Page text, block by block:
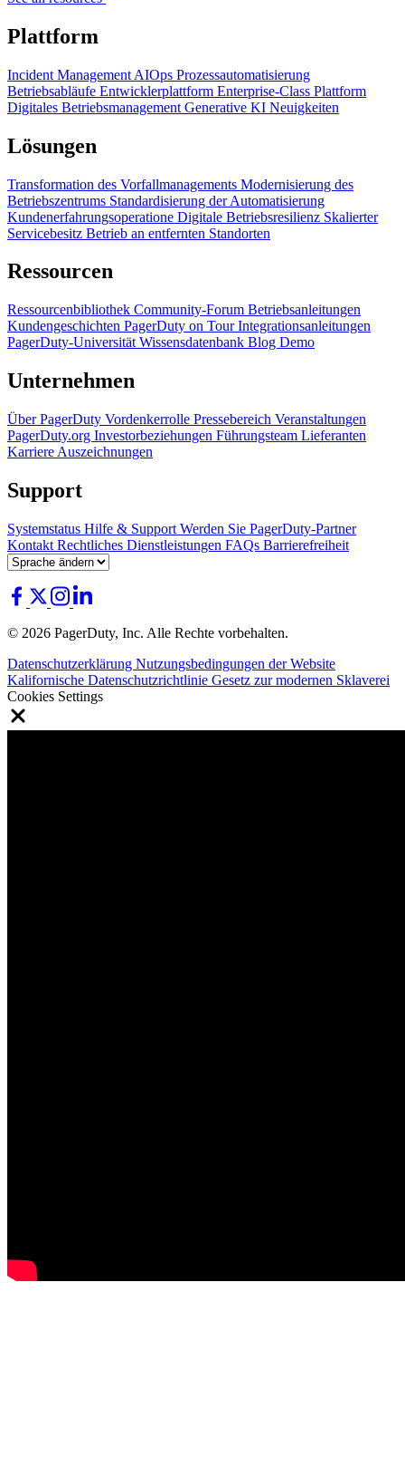
Plattform
Incident Management AIOps Prozessautomatisierung
Betriebsabläufe Entwicklerplattform Enterprise-Class Plattform
Digitales Betriebsmanagement Generative KI Neuigkeiten
Lösungen
Transformation des Vorfallmanagements Modernisierung des
Betriebszentrums Standardisierung der Automatisierung
Kundenerfahrungsoperatione Digitale Betriebsresilienz Skalierter
Servicebesitz Betrieb an entfernten Standorten
Ressourcen
Ressourcenbibliothek Community-Forum Betriebsanleitungen
Kundengeschichten PagerDuty on TourIntegrationsanleitungen
PagerDuty-Universität Wissensdatenbank Blog Demo
Unternehmen
Über PagerDuty Vordenkerrolle Pressebereich Veranstaltungen
PagerDuty.org Investorbeziehungen Führungsteam Lieferanten
Karriere Auszeichnungen
Support
Systemstatus Hilfe & Support Werden Sie PagerDuty-Partner
Kontakt Rechtliches Dienstleistungen FAQs Barrierefreiheit
© 2026 PagerDuty, Inc. Alle Rechte vorbehalten.
Datenschutzerklärung Nutzungsbedingungen der Website
Kalifornische Datenschutzrichtlinie Gesetz zur modernen Sklaverei
Cookies Settings